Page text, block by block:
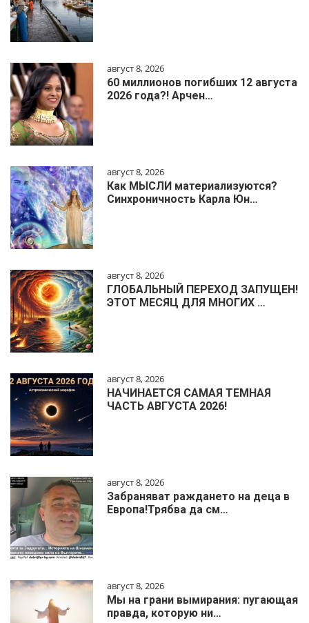
август 8, 2026
60 миллионов погибших 12 августа
2026 года?! Арчен…
август 8, 2026
Как МЫСЛИ материализуются?
Синхроничность Карла Юн…
август 8, 2026
ГЛОБАЛЬНЫЙ ПЕРЕХОД ЗАПУЩЕН!
ЭТОТ МЕСЯЦ ДЛЯ МНОГИХ …
август 8, 2026
НАЧИНАЕТСЯ САМАЯ ТЕМНАЯ
ЧАСТЬ АВГУСТА 2026!
август 8, 2026
Забраняват раждането на деца в
Европа!Трябва да см…
август 8, 2026
Мы на грани вымирания: пугающая
правда, которую ни…